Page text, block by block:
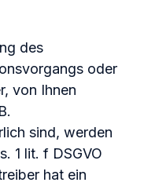
des
oder
von Ihnen
sind, werden
1 lit. f DSGVO
hat ein